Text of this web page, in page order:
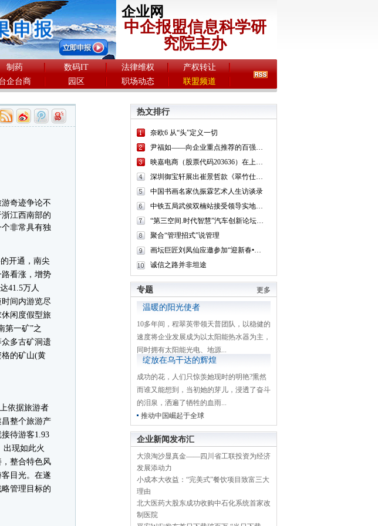
企业网
中企报盟信息科学研
究院主办
制药 数码IT 法律维权
产权转让
企台商 园区 职场动态 联盟频道
奇迹争论不
江西南部的
非常具有独
开通，南尖
看涨，增势
41.5万人
间内游览尽
闲度假型旅
第一矿”之
多古矿洞遗
的矿山(黄
依据旅游者
整个旅游产
待游客1.93
出现如此火
整合特色风
目光。在遂
管理目标的
热文排行
奈欧6 从“头”定义一切
尹福如——向企业重点推荐的百强书画名家
映嘉电商（股票代码203636）在上海股交中心挂牌上市
深圳御宝轩展出崔景哲款《翠竹仕女图》立轴
中国书画名家仇振霖艺术人生访谈录
中铁五局武侯双楠站接受领导实地考察观摩
“第三空间.时代智慧”汽车创新论坛—一场穿越第三空间的智慧之旅
聚合“管理招式”说管理
画坛巨匠刘凤仙应邀参加“迎新春•我和京津书画家一起做公益”书画展
诚信之路并非坦途
更多
专题
温暖的阳光使者
10多年间，程翠英带领天普团队，以稳健的
速度将企业发展成为以太阳能热水器为主，
同时拥有太阳能光电、地源...
绽放在乌干达的辉煌
成功的花，人们只惊羡她现时的明艳?熏然
而谁又能想到，当初她的芽儿，浸透了奋斗
的泪泉，洒遍了牺牲的血雨...
推动中国崛起于全球
企业新闻发布汇
大浪淘沙显真金——四川省工联投资为经济
发展添动力
小成本大收益：“完美式”餐饮项目致富三大
理由
北大医药大股东成功收购中石化系统首家改
制医院